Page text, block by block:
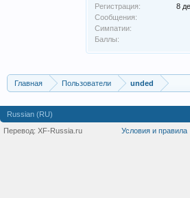
Регистрация:
8
Сообщения:
Симпатии:
Баллы:
Главная Пользователи unded
Russian (RU)
Условия и правила
Перевод: XF-Russia.ru